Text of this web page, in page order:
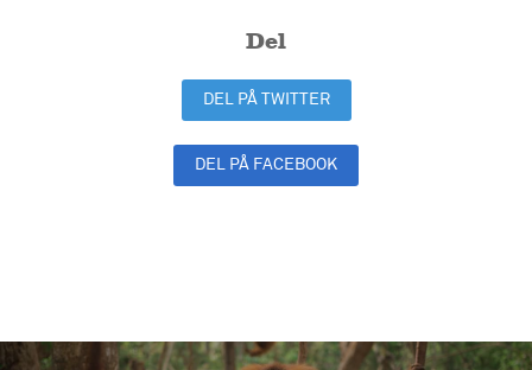
Del
DEL PÅ TWITTER
DEL PÅ FACEBOOK